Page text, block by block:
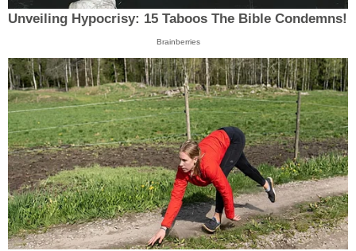
Unveiling Hypocrisy: 15 Taboos The Bible Condemns!
Brainberries